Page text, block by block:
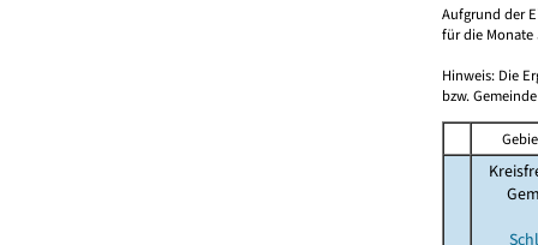
Aufgrund der
für die Monate
Hinweis: Die
bzw.